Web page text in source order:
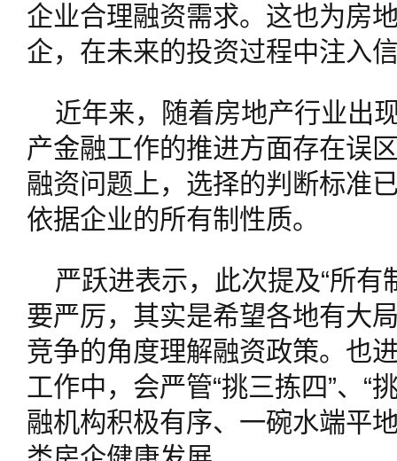
企业合理融资需求。这也为房
企，在未来的投资过程中注入
近年来，随着房地产行业出
产金融工作的推进方面存在误
融资问题上，选择的判断标准
依据企业的所有制性质。
严跃进表示，此次提及“所有
要严厉，其实是希望各地有大
竞争的角度理解融资政策。也
工作中，会严管“挑三拣四”、“
融机构积极有序、一碗水端平